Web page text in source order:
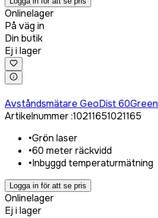
Onlinelager
På väg in
Din butik
Ej i lager
Avståndsmätare GeoDist 60Green
Artikelnummer:10211651021165
•Grön laser
•60 meter räckvidd
•Inbyggd temperaturmätning
Logga in för att se pris
Onlinelager
Ej i lager